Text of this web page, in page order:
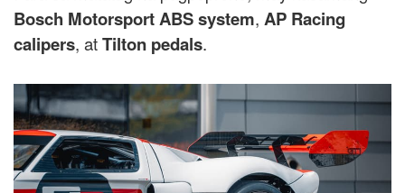
Bosch Motorsport ABS system, AP Racing
calipers, atTilton pedals.